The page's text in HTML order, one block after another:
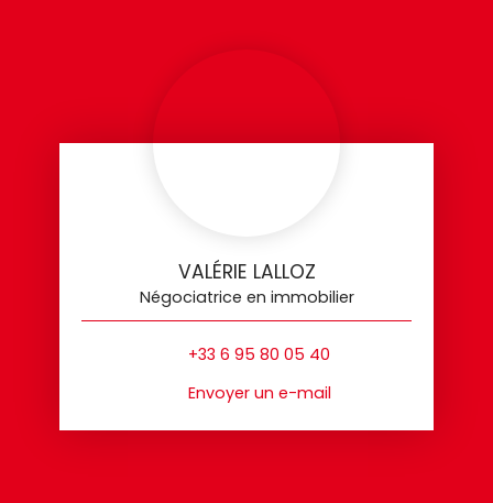
VALÉRIE LALLOZ
Négociatrice en immobilier
+33 6 95 80 05 40
Envoyer un e-mail